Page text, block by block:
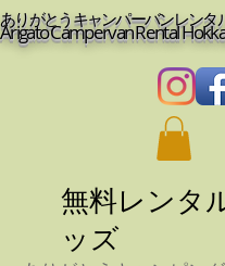
ありがとうキャンパーバンレンタ
Arigato Campervan Rental
無料レンタ
ッズ